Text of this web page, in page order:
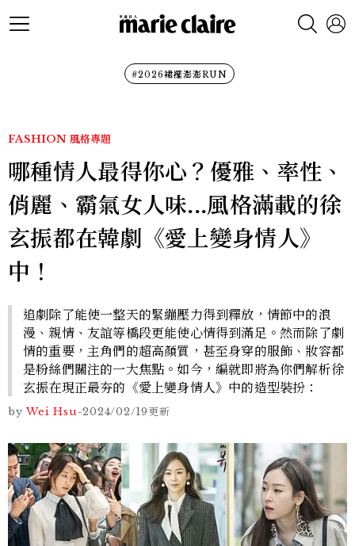
#2026裙襬澎澎RUN
FASHION 風格專題
哪種情人最得你心？優雅、率性、
俏麗、霸氣女人味...風格滿載的徐
玄振都在韓劇《愛上變身情人》
中！
追劇除了能使一整天的緊繃壓力得到釋放，情節中的浪
漫、親情、友誼等橋段更能使心情得到滿足。然而除了劇
情的重要，主角們的超高顏質，甚至身穿的服飾、妝容都
是粉絲們關注的一大焦點。如今，編就即將為你們解析徐
玄振在現正最夯的《愛上變身情人》中的造型裝扮：
by Wei Hsu-2024/02/19更新